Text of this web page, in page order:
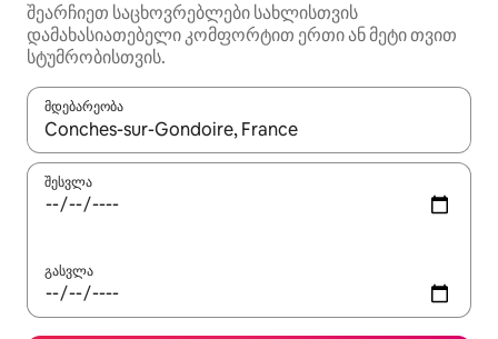
შეარჩიეთ საცხოვრებლები სახლისთვის
დამახასიათებელი კომფორტით ერთი ან მეტი თვით
სტუმრობისთვის.
მდებარეობა
როცა შედეგები ხელმისაწვდომი გახდება, ნავიგაციისთვის
შესვლა
გასვლა